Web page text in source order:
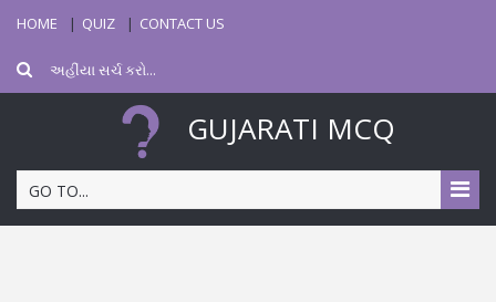
HOME QUIZ CONTACT US
GUJARATI MCQ
GO TO...